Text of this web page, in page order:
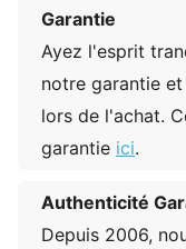
Garantie
Ayez l'esprit
notre garantie
lors de l'achat.
garantie ici.
Authenticité
Depuis 2006,